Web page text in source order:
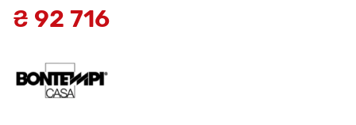
₴ 92 716